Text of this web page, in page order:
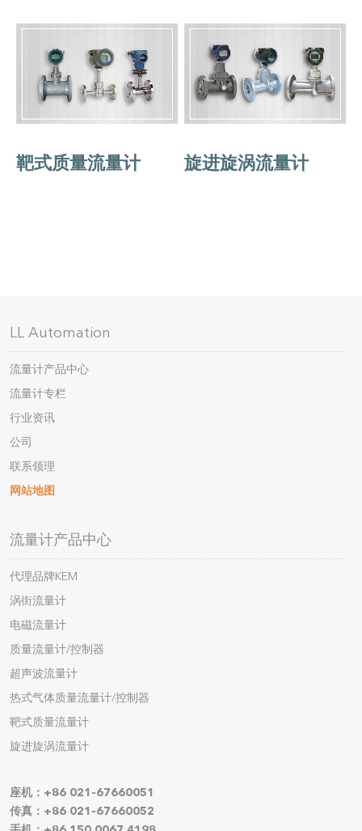
靶式质量流量计 旋进旋涡流量计
LL Automation
流量计产品中心
流量计专栏
行业资讯
公司
联系领理
网站地图
流量计产品中心
代理品牌KEM
涡街流量计
电磁流量计
质量流量计/控制器
超声波流量计
热式气体质量流量计/控制器
靶式质量流量计
旋进旋涡流量计
座机：+86 021-67660051
传真：+86 021-67660052